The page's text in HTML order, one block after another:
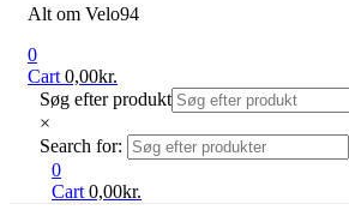
Alt om Velo94
0
Cart 0,00kr.
Søg efter produkt
×
Search for:
0
Cart 0,00kr.